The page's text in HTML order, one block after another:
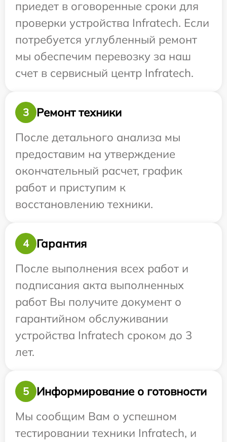
приедет в оговоренные сроки для
проверки устройства Infratech. Если
потребуется углубленный ремонт
мы обеспечим перевозку за наш
счет в сервисный центр Infratech.
3
Ремонт техники
После детального анализа мы
предоставим на утверждение
окончательный расчет, график
работ и приступим к
восстановлению техники.
4
Гарантия
После выполнения всех работ и
подписания акта выполненных
работ Вы получите документ о
гарантийном обслуживании
устройства Infratech сроком до 3
лет.
5
Информирование о готовности
Мы сообщим Вам о успешном
тестировании техники Infratech, и